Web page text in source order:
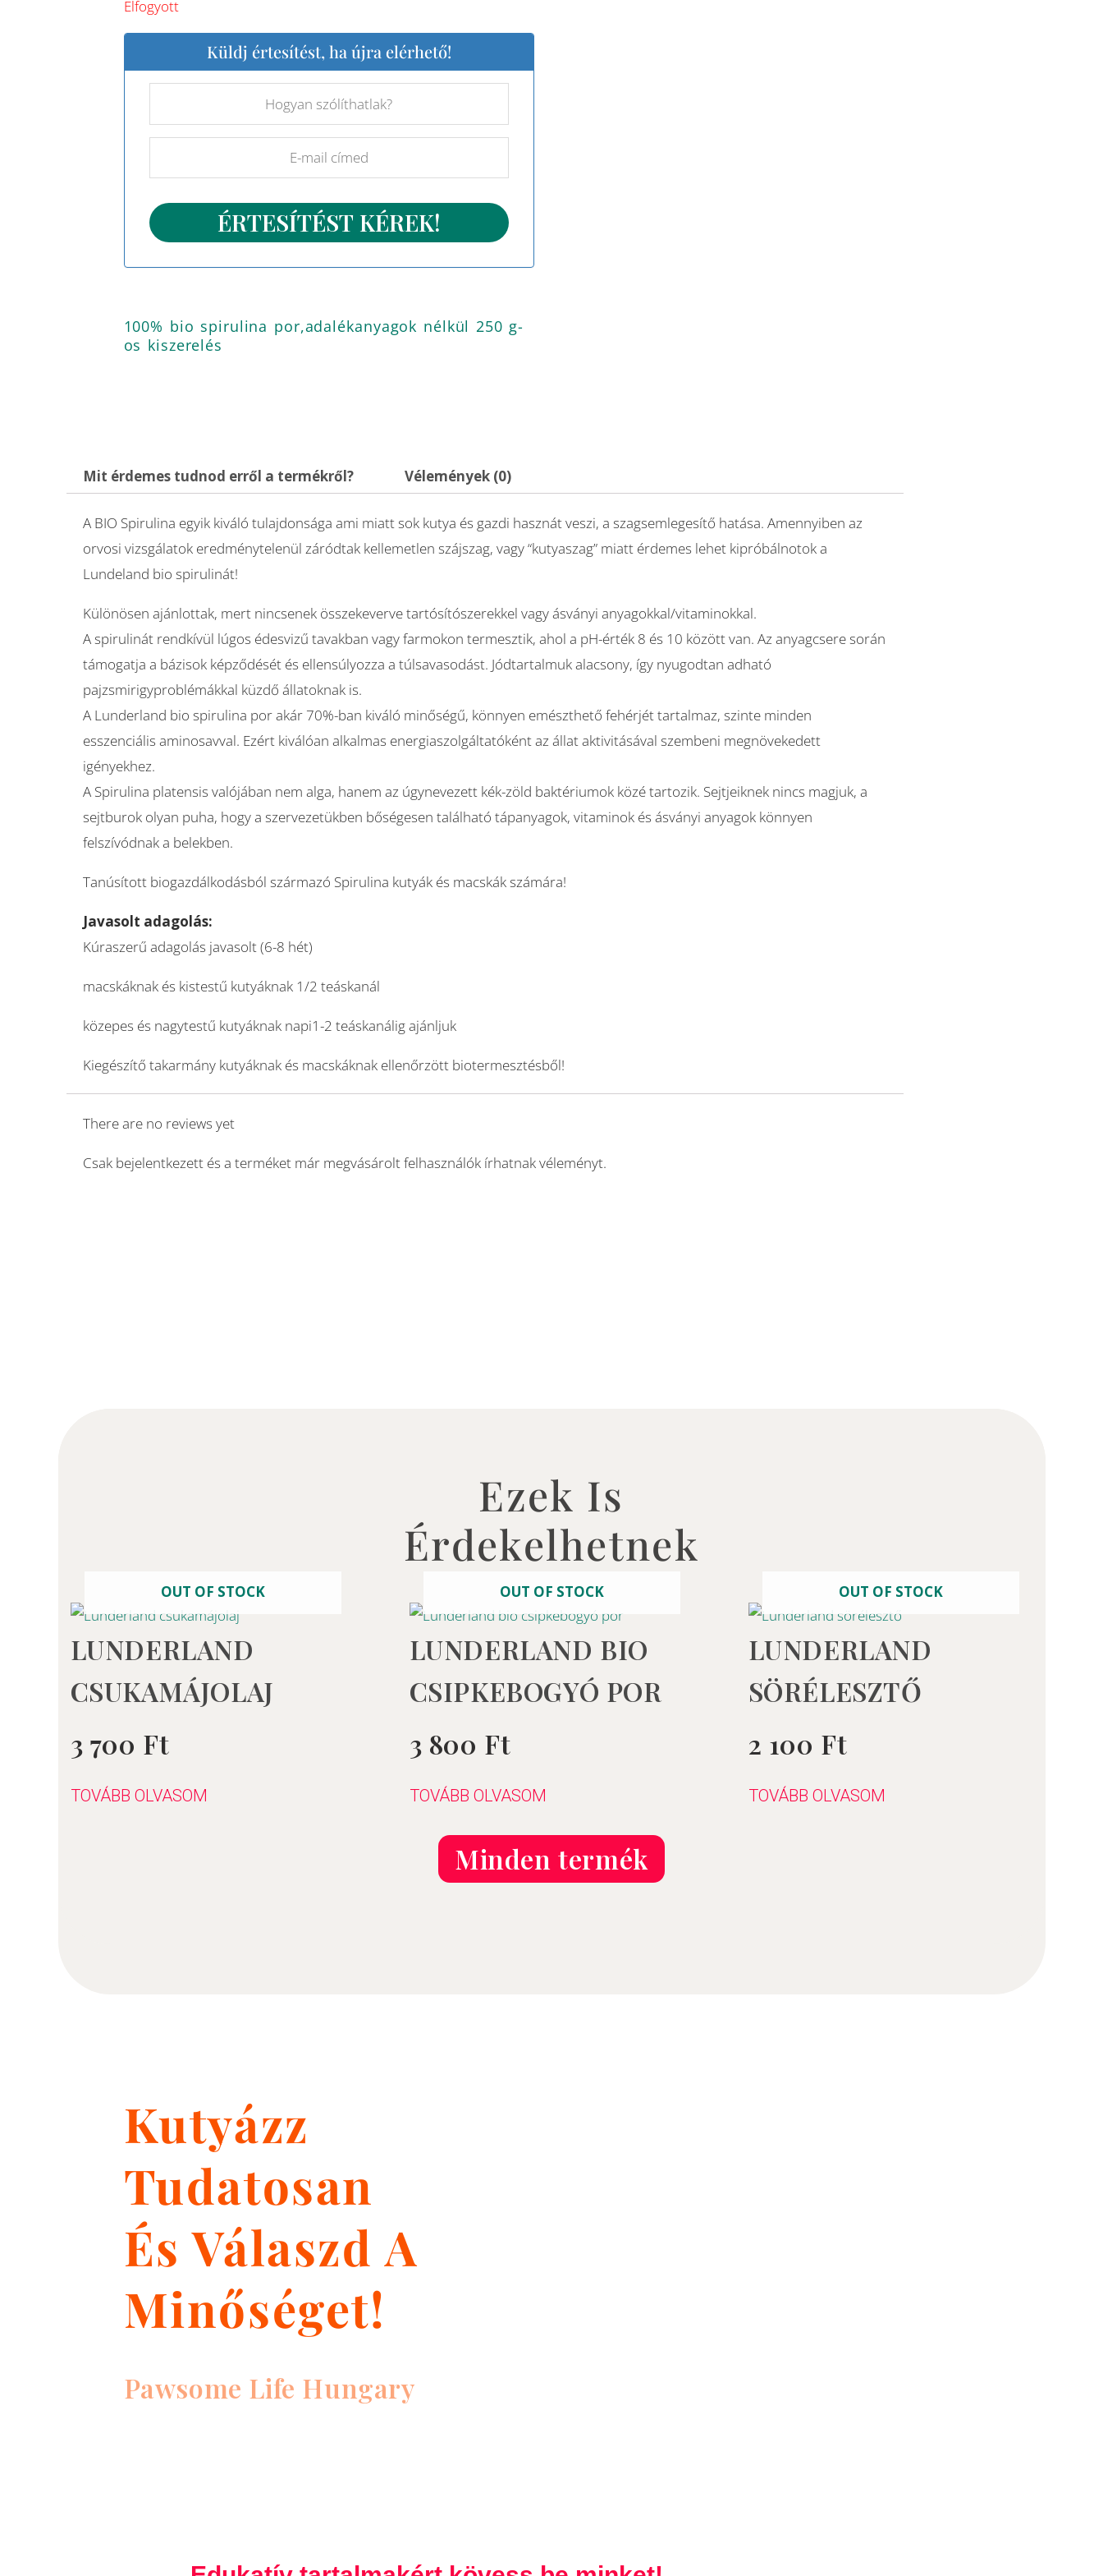
Elfogyott
Küldj értesítést, ha újra elérhető!
100% bio spirulina por,adalékanyagok nélkül 250 g-
os kiszerelés
Mit érdemes tudnod erről a termékről? Vélemények (0)
A BIO Spirulina egyik kiváló tulajdonsága ami miatt sok kutya és gazdi hasznát veszi, a szagsemlegesítő hatása. Amennyiben az
orvosi vizsgálatok eredménytelenül záródtak kellemetlen szájszag, vagy “kutyaszag” miatt érdemes lehet kipróbálnotok a
Lundeland bio spirulinát!
Különösen ajánlottak, mert nincsenek összekeverve tartósítószerekkel vagy ásványi anyagokkal/vitaminokkal.
A spirulinát rendkívül lúgos édesvizű tavakban vagy farmokon termesztik, ahol a pH-érték 8 és 10 között van. Az anyagcsere során
támogatja a bázisok képződését és ellensúlyozza a túlsavasodást. Jódtartalmuk alacsony, így nyugodtan adható
pajzsmirigyproblémákkal küzdő állatoknak is.
A Lunderland bio spirulina por akár 70%-ban kiváló minőségű, könnyen emészthető fehérjét tartalmaz, szinte minden
esszenciális aminosavval. Ezért kiválóan alkalmas energiaszolgáltatóként az állat aktivitásával szembeni megnövekedett
igényekhez.
A Spirulina platensis valójában nem alga, hanem az úgynevezett kék-zöld baktériumok közé tartozik. Sejtjeiknek nincs magjuk, a
sejtburok olyan puha, hogy a szervezetükben bőségesen található tápanyagok, vitaminok és ásványi anyagok könnyen
felszívódnak a belekben.
Tanúsított biogazdálkodásból származó Spirulina kutyák és macskák számára!
Javasolt adagolás:
Kúraszerű adagolás javasolt (6-8 hét)
macskáknak és kistestű kutyáknak 1/2 teáskanál
közepes és nagytestű kutyáknak napi1-2 teáskanálig ajánljuk
Kiegészítő takarmány kutyáknak és macskáknak ellenőrzött biotermesztésből!
There are no reviews yet
Csak bejelentkezett és a terméket már megvásárolt felhasználók írhatnak véleményt.
Ezek Is
Érdekelhetnek
OUT OF STOCK
LUNDERLAND
CSUKAMÁJOLAJ
0
/3 700 Ft
TOVÁBB OLVASOM
OUT OF STOCK
LUNDERLAND BIO
CSIPKEBOGYÓ POR
Értékelés:
0
/3 800 Ft
TOVÁBB OLVASOM
OUT OF STOCK
LUNDERLAND
SÖRÉLESZTŐ
0
/2 100 Ft
TOVÁBB OLVASOM
Minden termék
Kutyázz
Tudatosan
És Válaszd A
Minőséget!
Pawsome Life Hungary